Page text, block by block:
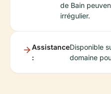
de Bain
irrégulier.
Assistance
:
Disponible
domaine